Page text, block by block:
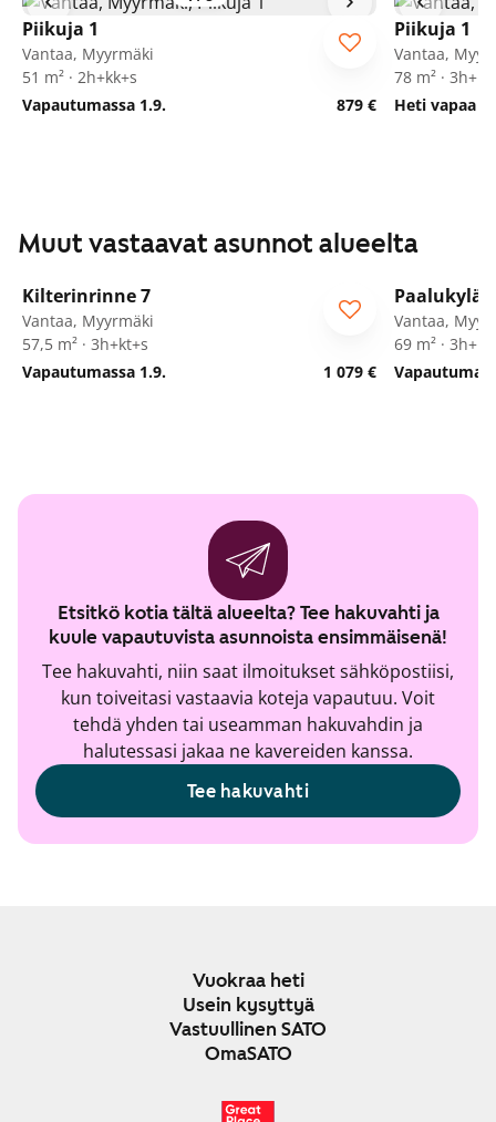
Piikuja 1
Vantaa, Myyrmäki
51 m² · 2h+kk+s
Vapautumassa 1.9.
879 €
Piikuja 1
Vantaa,
78 m² ·
Heti vapaa
Muut vastaavat asunnot alueelta
Kilterinrinne 7
Vantaa, Myyrmäki
57,5 m² · 3h+kt+s
Vapautumassa 1.9.
1 079 €
Vantaa,
69 m² ·
Etsitkö kotia tältä alueelta? Tee hakuvahti ja
kuule vapautuvista asunnoista ensimmäisenä!
Tee hakuvahti, niin saat ilmoitukset sähköpostiisi,
kun toiveitasi vastaavia koteja vapautuu. Voit
tehdä yhden tai useamman hakuvahdin ja
halutessasi jakaa ne kavereiden kanssa.
Tee hakuvahti
Vuokraa heti
Usein kysyttyä
Vastuullinen SATO
OmaSATO